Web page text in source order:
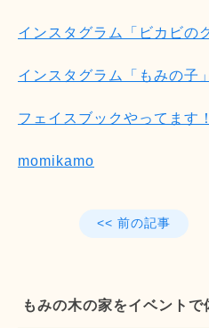
インスタグラム「ビカビの
インスタグラム「もみの子」
フェイスブックやってます
momikamo
<< 前の記事
もみの木の家をイベントで